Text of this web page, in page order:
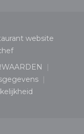
website
((opent in een
in een nieuw
een nieuw venster))
venster))
((opent in een nieuw